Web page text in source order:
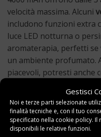
Gestisci
Noi e terze parti selezionate
finalità tecniche e, con il tuo
specificato nella cookie policy. Il
disponibili le relative funzioni.
velocità massima. Alcuni
includono funzioni extra
luce LED notturna o
aromaterapia, perfetti se
un ambiente profumato.
piacevoli, potresti anche
L’oscillazione automatica
che distribuisce l’aria in